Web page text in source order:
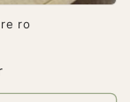
ro